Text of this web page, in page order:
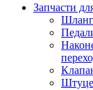
Запчасти